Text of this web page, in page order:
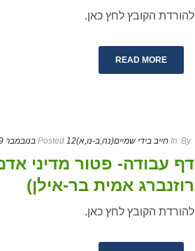
להורדת הקובץ לחץ כאן.
READ MORE
By
In חייב בידי שמיים(נה,ב-נו,א) Posted 12 בנובמבר 2019
רוזנברג אמית בר-אילן)
להורדת הקובץ לחץ כאן.